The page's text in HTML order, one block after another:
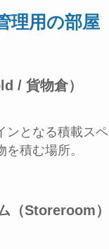
理用の部屋
/ 貨物倉）
ンとなる積載ス
積む場所。
（Storeroom）